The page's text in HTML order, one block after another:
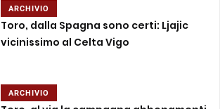
ARCHIVIO
Toro, dalla Spagna sono certi: Ljajic
vicinissimo al Celta Vigo
ARCHIVIO